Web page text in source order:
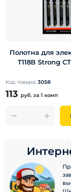
Полотна для
Т118В Strong
Код товара: 3058
113 руб. за 1 комп